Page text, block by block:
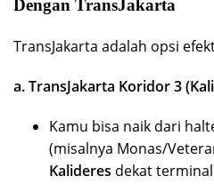
Dengan TransJakarta
TransJakarta adalah opsi
a. TransJakarta Koridor 3
Kamu bisa naik dari
(misalnya Monas/
Kalideres dekat